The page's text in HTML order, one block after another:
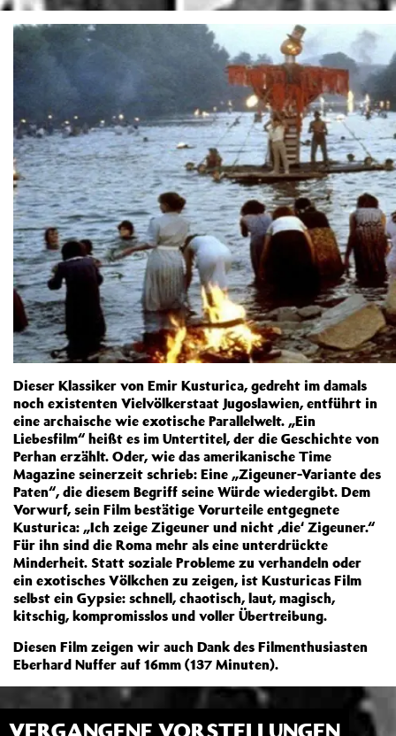
Dieser Klassiker von Emir Kusturica, gedreht im damals
noch existenten Vielvölkerstaat Jugoslawien, entführt in
eine archaische wie exotische Parallelwelt. „Ein
Liebesfilm“ heißt es im Untertitel, der die Geschichte von
Perhan erzählt. Oder, wie das amerikanische Time
Magazine seinerzeit schrieb: Eine „Zigeuner-Variante des
Paten“, die diesem Begriff seine Würde wiedergibt. Dem
Vorwurf, sein Film bestätige Vorurteile entgegnete
Kusturica: „Ich zeige Zigeuner und nicht ‚die‘ Zigeuner.“
Für ihn sind die Roma mehr als eine unterdrückte
Minderheit. Statt soziale Probleme zu verhandeln oder
ein exotisches Völkchen zu zeigen, ist Kusturicas Film
selbst ein Gypsie: schnell, chaotisch, laut, magisch,
kitschig, kompromisslos und voller Übertreibung.
Diesen Film zeigen wir auch Dank des Filmenthusiasten
Eberhard Nuffer auf 16mm (137 Minuten).